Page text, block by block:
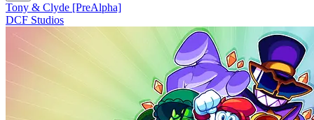
Tony & Clyde [PreAlpha]
DCF Studios